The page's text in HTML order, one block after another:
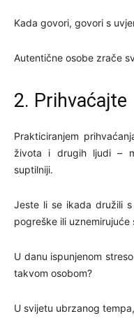
Kada govori, govori s
Autentične osobe zrače
2. Prihvaćajte
Prakticiranjem
života i drugih ljudi –
suptilniji.
Jeste li se ikada družili
pogreške ili
U danu ispunjenom
takvom osobom?
U svijetu ubrzanog